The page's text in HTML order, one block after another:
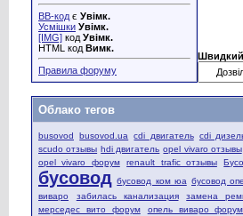
BB-код є Увімк.
Усмішки Увімк.
[IMG] код Увімк.
HTML код Вимк.
Правила форуму
Швидкий
Облако тегов
busovod busovod.ua cdi двигатель cdi
scudo отзывы hdi двигатель opel vivaro отзывы
opel vivaro форум
renault trafic отзывы
бусовод бусовод ком юа бусовод
виваро
забилась канализация
замена
мерседес вито форум
опель виваро форум